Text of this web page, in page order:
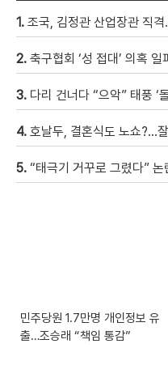
1. 조국, 김정관 산업장관 직
2. 축구협회 ‘성 접대’ 의혹 일파
3. 다리 건너다 “으악” 태풍 ‘돌핀’ 영향, 중
4. 호날두, 결혼식도 노쇼?…
5. “태극기 거꾸로 그렸다”
민주당원 1.7만명 개인정보 유
출…조승래 “책임 통감”